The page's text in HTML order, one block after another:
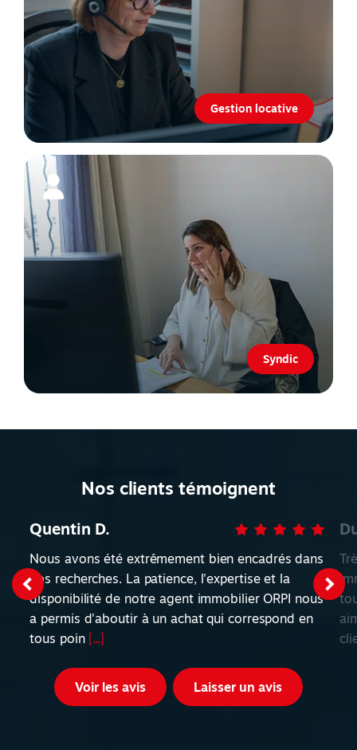
Gestion locative
Syndic
Nos clients témoignent
Quentin D.
Nous avons été extrêmement bien encadrés dans
nos recherches. La patience, l'expertise et la
disponibilité de notre agent immobilier ORPI nous
a permis d'aboutir à un achat qui correspond en
tous poin [...]
Voir les avis Laisser un avis